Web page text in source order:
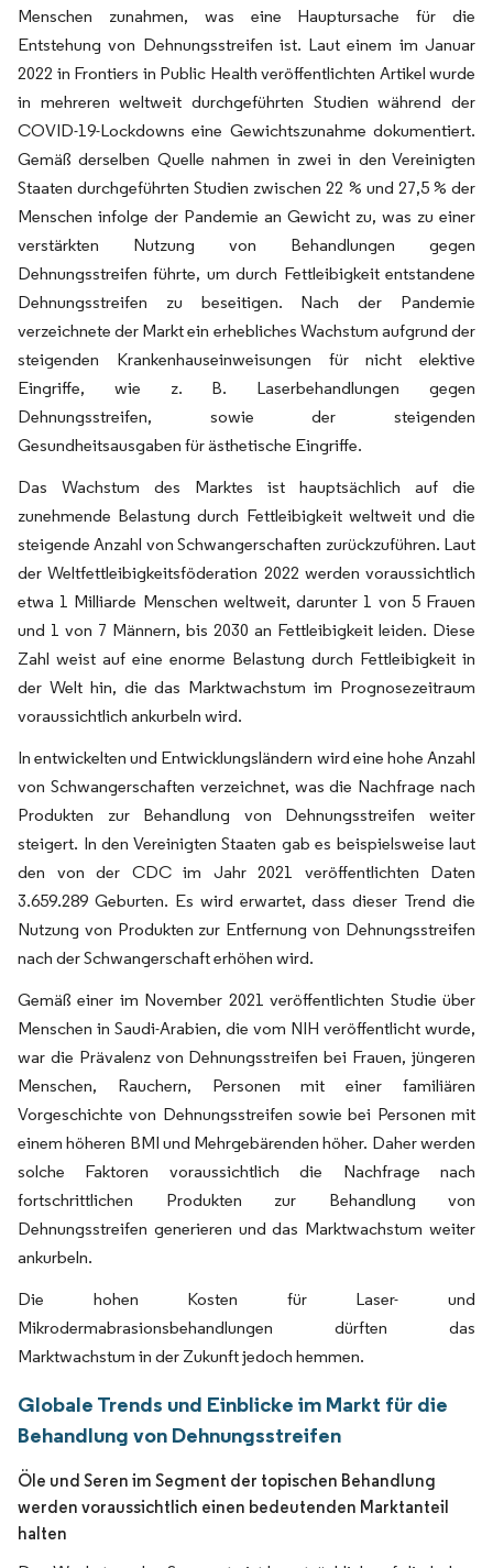
Menschen zunahmen, was eine Hauptursache für die
Entstehung von Dehnungsstreifen ist. Laut einem im Januar
2022 in Frontiers in Public Health veröffentlichten Artikel wurde
in mehreren weltweit durchgeführten Studien während der
COVID-19-Lockdowns eine Gewichtszunahme dokumentiert.
Gemäß derselben Quelle nahmen in zwei in den Vereinigten
Staaten durchgeführten Studien zwischen 22 % und 27,5 % der
Menschen infolge der Pandemie an Gewicht zu, was zu einer
verstärkten Nutzung von Behandlungen gegen
Dehnungsstreifen führte, um durch Fettleibigkeit entstandene
Dehnungsstreifen zu beseitigen. Nach der Pandemie
verzeichnete der Markt ein erhebliches Wachstum aufgrund der
steigenden Krankenhauseinweisungen für nicht elektive
Eingriffe, wie z. B. Laserbehandlungen gegen
Dehnungsstreifen, sowie der steigenden
Gesundheitsausgaben für ästhetische Eingriffe.
Das Wachstum des Marktes ist hauptsächlich auf die
zunehmende Belastung durch Fettleibigkeit weltweit und die
steigende Anzahl von Schwangerschaften zurückzuführen. Laut
der Weltfettleibigkeitsföderation 2022 werden voraussichtlich
etwa 1 Milliarde Menschen weltweit, darunter 1 von 5 Frauen
und 1 von 7 Männern, bis 2030 an Fettleibigkeit leiden. Diese
Zahl weist auf eine enorme Belastung durch Fettleibigkeit in
der Welt hin, die das Marktwachstum im Prognosezeitraum
voraussichtlich ankurbeln wird.
In entwickelten und Entwicklungsländern wird eine hohe Anzahl
von Schwangerschaften verzeichnet, was die Nachfrage nach
Produkten zur Behandlung von Dehnungsstreifen weiter
steigert. In den Vereinigten Staaten gab es beispielsweise laut
den von der CDC im Jahr 2021 veröffentlichten Daten
3.659.289 Geburten. Es wird erwartet, dass dieser Trend die
Nutzung von Produkten zur Entfernung von Dehnungsstreifen
nach der Schwangerschaft erhöhen wird.
Gemäß einer im November 2021 veröffentlichten Studie über
Menschen in Saudi-Arabien, die vom NIH veröffentlicht wurde,
war die Prävalenz von Dehnungsstreifen bei Frauen, jüngeren
Menschen, Rauchern, Personen mit einer familiären
Vorgeschichte von Dehnungsstreifen sowie bei Personen mit
einem höheren BMI und Mehrgebärenden höher. Daher werden
solche Faktoren voraussichtlich die Nachfrage nach
fortschrittlichen Produkten zur Behandlung von
Dehnungsstreifen generieren und das Marktwachstum weiter
ankurbeln.
Die hohen Kosten für Laser- und
Mikrodermabrasionsbehandlungen dürften das
Marktwachstum in der Zukunft jedoch hemmen.
Globale Trends und Einblicke im Markt für die
Behandlung von Dehnungsstreifen
Öle und Seren im Segment der topischen Behandlung
werden voraussichtlich einen bedeutenden Marktanteil
halten